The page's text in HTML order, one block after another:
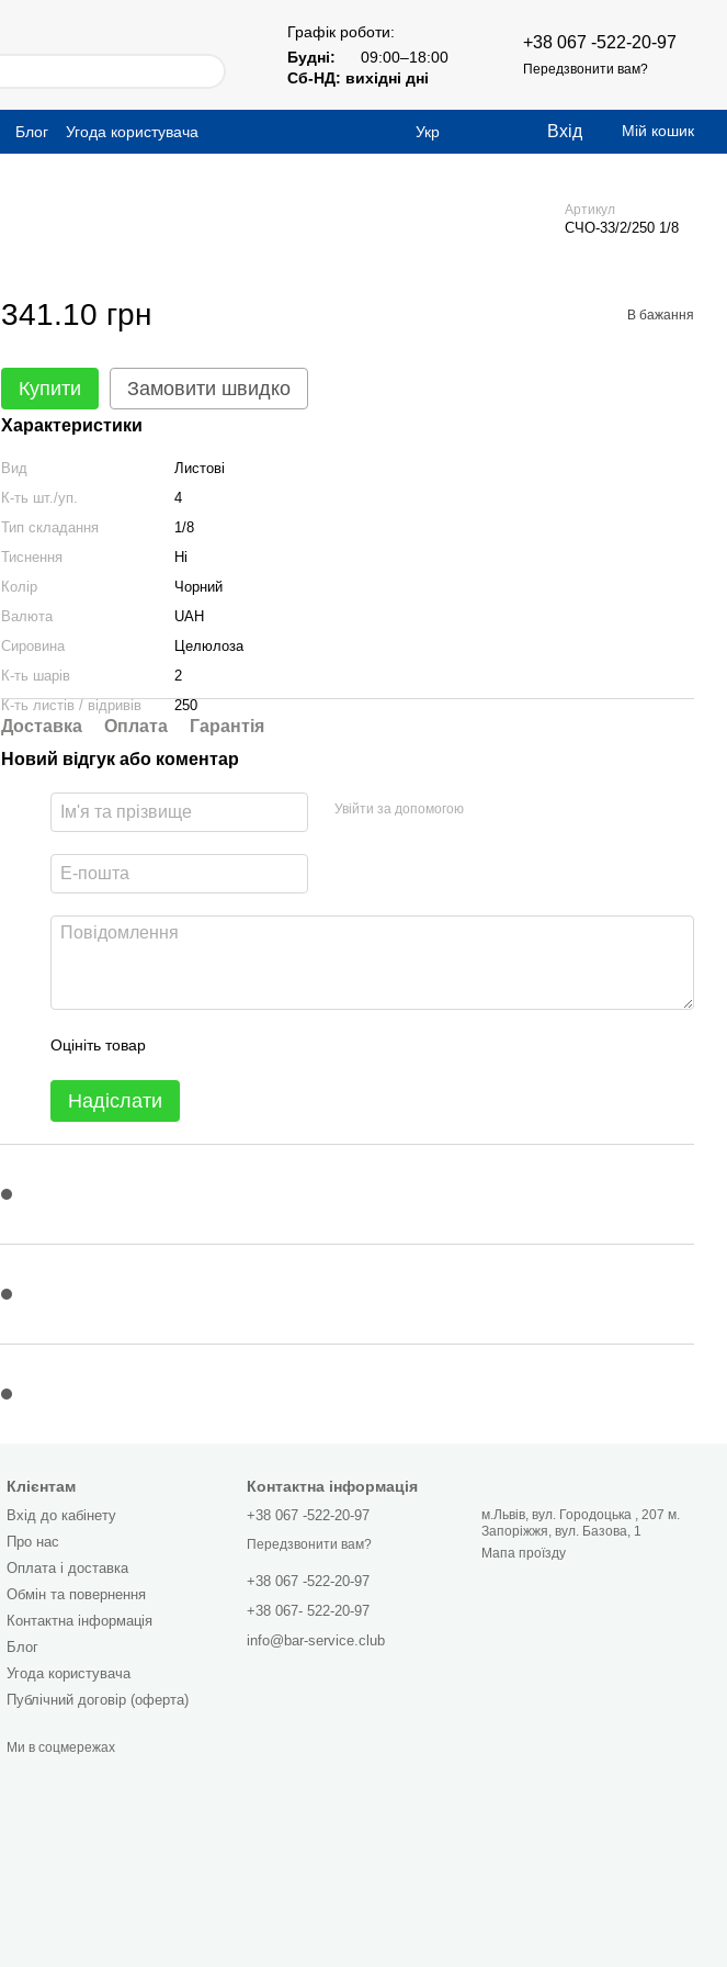
Графік роботи:
Будні:
09:00–18:00
Сб-НД: вихідні дні
+38 067 -522-20-97
Передзвонити вам?
Блог
Угода користувача
Укр Вхід Мій кошик
Артикул
СЧО-33/2/250 1/8
341.10 грн В бажання
Купити Замовити швидко
Характеристики
Вид
Листові
К-ть шт./уп.
4
Тип складання
1/8
Тиснення
Ні
Колір
Чорний
Валюта
UAH
Сировина
Целюлоза
К-ть шарів
2
К-ть листів / відривів
250
Доставка Оплата
Гарантія
Новий відгук або коментар
Увійти за допомогою
Оцініть товар
Надіслати
Клієнтам
Вхід до кабінету
Про нас
Оплата і доставка
Обмін та повернення
Контактна інформація
Блог
Угода користувача
Публічний договір (оферта)
Ми в соцмережах
Контактна інформація
+38 067 -522-20-97
Передзвонити вам?
+38 067 -522-20-97
+38 067- 522-20-97
info@bar-service.club
м.Львів, вул. Городоцька , 207 м.
Запоріжжя, вул. Базова, 1
Мапа проїзду